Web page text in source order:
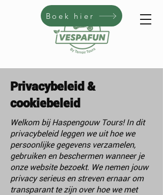
Boek hier
Privacybeleid &
cookiebeleid
Welkom bij Haspengouw Tours! In dit
privacybeleid leggen we uit hoe we
persoonlijke gegevens verzamelen,
gebruiken en beschermen wanneer je
onze website bezoekt. We nemen jouw
privacy serieus en streven ernaar om
transparant te zijn over hoe we met